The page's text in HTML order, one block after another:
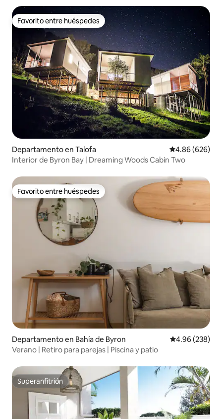
Favorito entre huéspedes
Favorito entre huéspedes
Departamento en Talofa Calificación
4.86 (626)
Interior de Byron Bay | Dreaming Woods Cabin Two
Favorito entre huéspedes
Favorito entre huéspedes
Departamento en Bahía de Byron Calificación
4.96 (238)
Verano | Retiro para parejas | Piscina y patio
Superanfitrión
Superanfitrión